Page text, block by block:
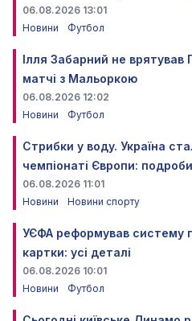
06.08.2026 13:01
Новини
Футбол
Ілля Забарний не
матчі з Мальоркою
06.08.2026 12:02
Новини
Футбол
Стрибки у воду. Україна
чемпіонаті Європи:
06.08.2026 11:01
Новини
Новини спорту
УЄФА реформував систему
картки: усі деталі
06.08.2026 10:01
Новини
Футбол